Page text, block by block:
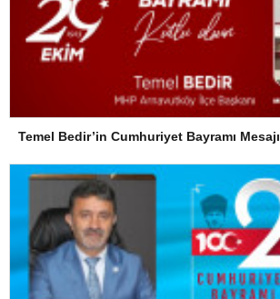
Temel Bedir’in Cumhuriyet Bayramı Mesajı